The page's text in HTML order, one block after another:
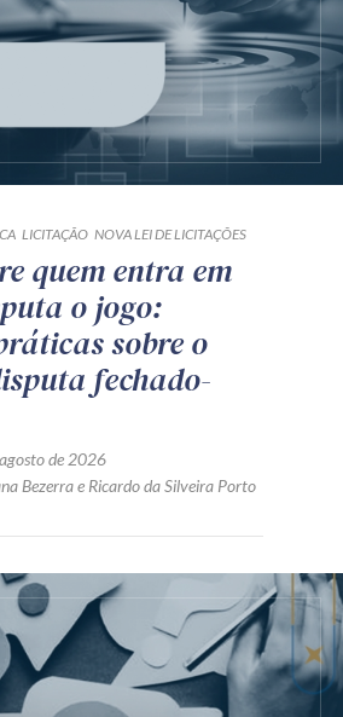
LICITAÇÃO NOVA LEI DE LICITAÇÕES
quem entra em
o jogo:
sobre o
fechado-
de 2026
Bezerrae Ricardo da Silveira Porto